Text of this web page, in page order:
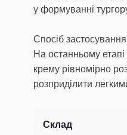
у формуванні
Спосіб
На останньому етапі
крему рівномірно
розприділити
Склад